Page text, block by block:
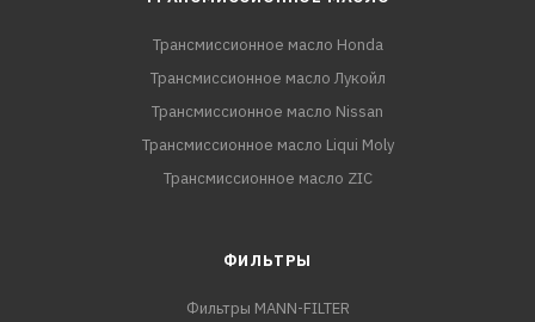
Трансмиссионное масло Honda
Трансмиссионное масло Лукойл
Трансмиссионное масло Nissan
Трансмиссионное масло Liqui Moly
Трансмиссионное масло ZIC
ФИЛЬТРЫ
Фильтры MANN-FILTER